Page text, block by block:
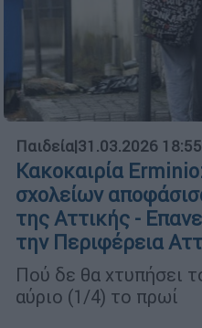
Παιδεία|31.03.2026 18:55
Κακοκαιρία
σχολείων
της Αττικής -
την Περιφέρεια
Πού δε θα χτυπήσει
αύριο (1/4) το πρωί